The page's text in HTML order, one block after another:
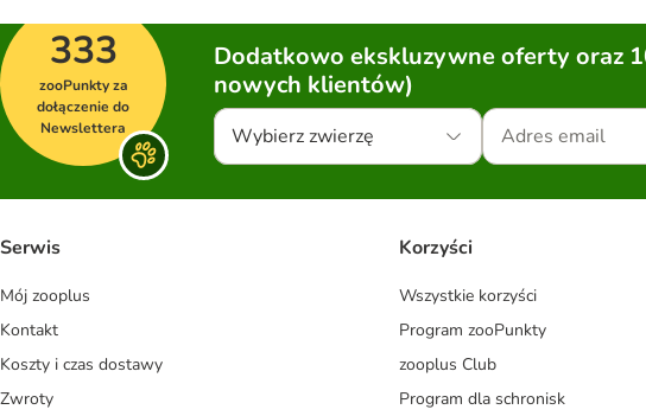
333
zooPunkty za
dołączenie do
Newslettera
Dodatkowo ekskluzywne oferty oraz
nowych klientów)
Wybierz zwierzę
Serwis
Mój zooplus
Kontakt
Koszty i czas dostawy
Zwroty
Korzyści
Wszystkie korzyści
Program zooPunkty
zooplus Club
Program dla schronisk